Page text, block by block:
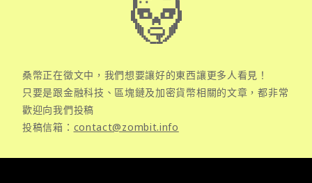
桑幣正在徵文中，我們想要讓好的東西讓更多人看見！
只要是跟金融科技、區塊鏈及加密貨幣相關的文章，都非常
歡迎向我們投稿
投稿信箱： contact@zombit.info